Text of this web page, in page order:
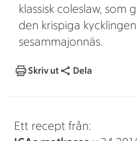
klassisk coleslaw, som
den krispiga
sesammajonnäs.
Skriv ut Dela
Ett recept från: